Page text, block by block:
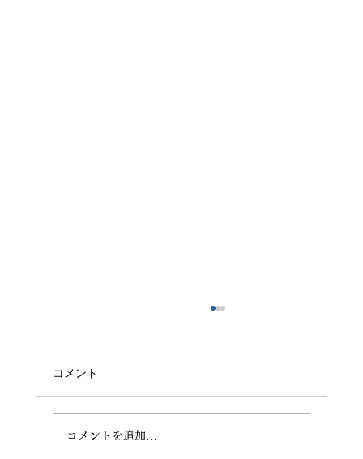
週末出張洗車の利用方法
コメント
コメントを追加…